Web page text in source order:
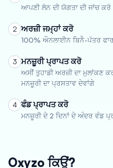
ਆਪਣੀ ਲੋਨ ਦੀ ਯੋਗਤਾ ਦੀ ਜਾਂਚ ਕਰੋ
2 ਅਰਜ਼ੀ ਜਮ੍ਹਾਂ ਕਰੋ
100% ਔਨਲਾਈਨ ਬਿਨੈ-ਪੱਤਰ
3 ਮਨਜ਼ੂਰੀ ਪ੍ਰਾਪਤ ਕਰੋ
ਅਸੀਂ ਤੁਹਾਡੀ ਅਰਜ਼ੀ ਦਾ ਮੁਲਾਂਕਣ
ਮਨਜ਼ੂਰੀ ਦਾ ਪ੍ਰਸਤਾਵ ਦੇਵਾਂਗੇ
4 ਫੰਡ ਪ੍ਰਾਪਤ ਕਰੋ
ਮਨਜ਼ੂਰੀ ਦੇ 2 ਦਿਨਾਂ ਦੇ ਅੰਦਰ ਵੰਡ
Oxyzo ਕਿਉਂ?